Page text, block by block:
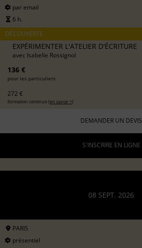
par email
6 h.
DÉCOUVERTE
EXPÉRIMENTER L'ATELIER D'ÉCRITURE
avec Isabelle Rossignol
136 €
pour les particuliers
272 €
formation continue (en savoir +)
DEMANDER UN DEVIS
S'INSCRIRE EN LIGNE
08 SEPT. 2026
PARIS
présentiel